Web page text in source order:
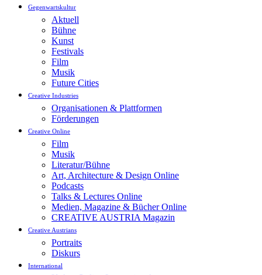
Gegenwartskultur
Aktuell
Bühne
Kunst
Festivals
Film
Musik
Future Cities
Creative Industries
Organisationen & Plattformen
Förderungen
Creative Online
Film
Musik
Literatur/Bühne
Art, Architecture & Design Online
Podcasts
Talks & Lectures Online
Medien, Magazine & Bücher Online
CREATIVE AUSTRIA Magazin
Creative Austrians
Portraits
Diskurs
International